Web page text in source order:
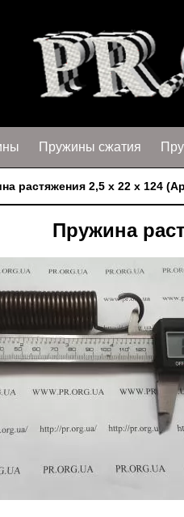
Пружины сжатия
растяжения 2,5 х 22 х 124
Пружина